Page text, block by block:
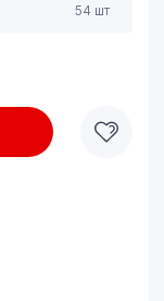
54 шт